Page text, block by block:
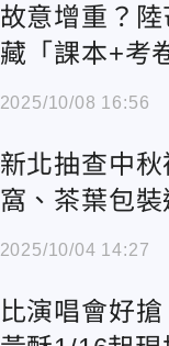
故意增重？
藏「課本+
氣炸業者急道
2025/10/08 16:56
新北抽查中
窩、茶葉包
15萬
2025/10/04 14:27
比演唱會好